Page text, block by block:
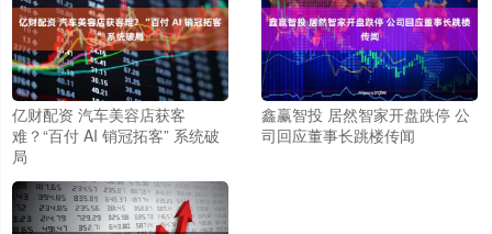
亿财配资 汽车美容店获客
难？“百付 AI 销冠拓客” 系统破
局
鑫赢智投 居然智家开盘跌停 公
司回应董事长跳楼传闻